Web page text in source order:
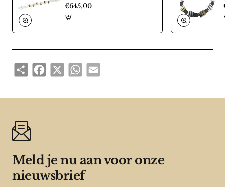
€645,00
ShareFacebook
X WhatsAppEmail
Meld je nu aan voor onze
nieuwsbrief